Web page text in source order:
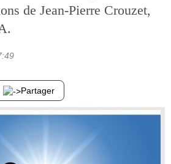
de Jean-Pierre Crouzet,
Partager